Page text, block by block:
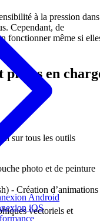
Android
iOS
à la pression dans
Cependant, de
fonctionner même si
en
sur tous les outils
photo et de peinture
- Création d’animations
vectoriels et